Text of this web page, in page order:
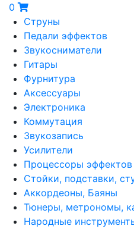
0
Струны
Педали эффектов
Звукосниматели
Гитары
Фурнитура
Аксессуары
Электроника
Коммутация
Звукозапись
Усилители
Процессоры эффектов
Стойки, подставки,
Аккордеоны, Баяны
Тюнеры, метрономы,
Народные